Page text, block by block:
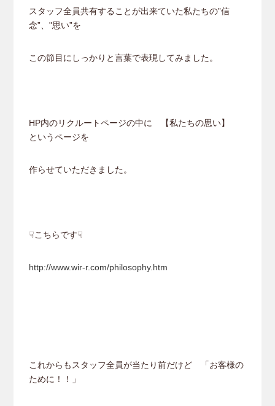
スタッフ全員共有することが出来ていた私たちの”信
念”、"思い”を
この節目にしっかりと言葉で表現してみました。
HP内のリクルートページの中に 【私たちの思い】
というページを
作らせていただきました。
☟こちらです☟
http://www.wir-r.com/philosophy.htm
これからもスタッフ全員が当たり前だけど 「お客様の
ために！！」